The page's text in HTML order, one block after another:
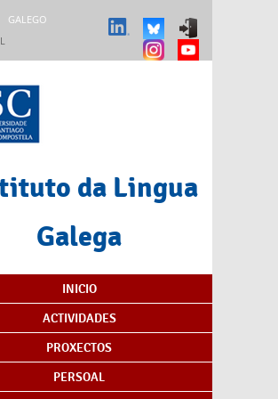
GALEGO
da Lingua
Galega
de contidos
INICIO
ACTIVIDADES
PROXECTOS
PERSOAL